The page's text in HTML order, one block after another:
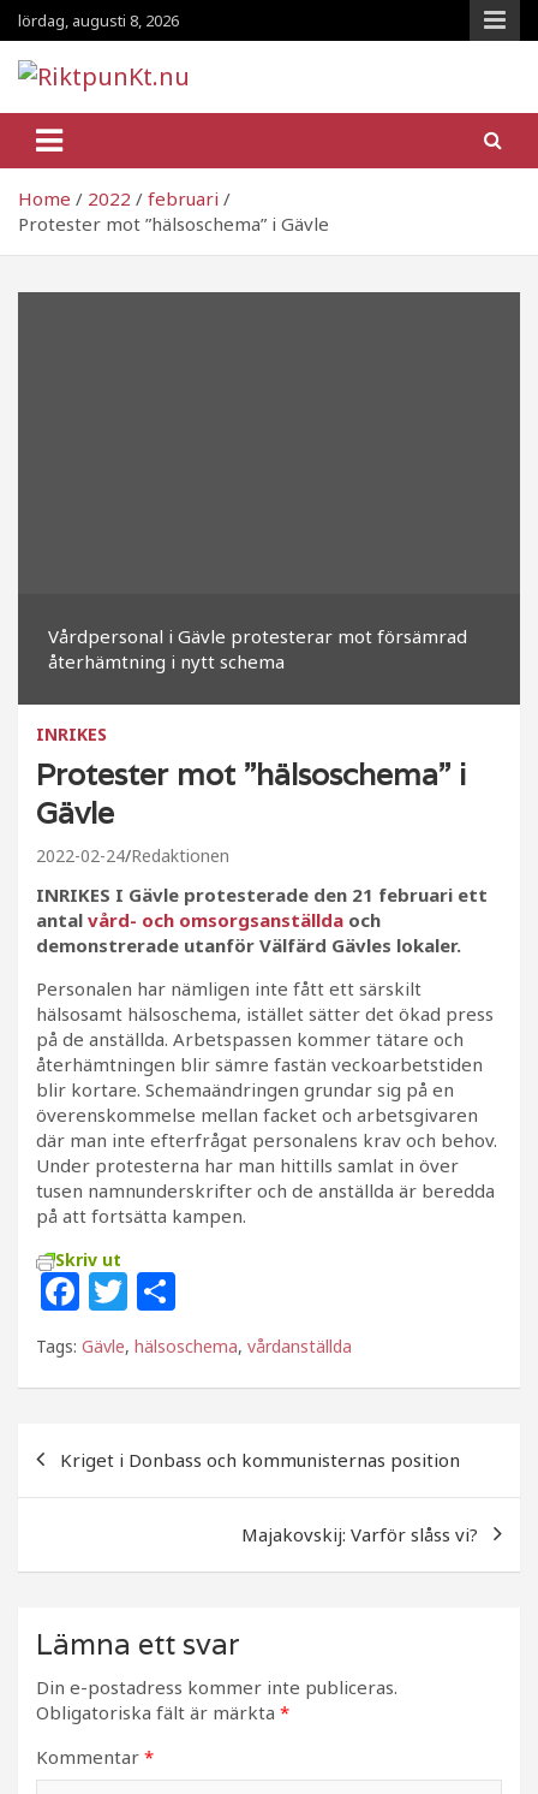
Skip
to
content
lördag, augusti 8, 2026
RiktpunKt.nu
Home 2022
februari
Protester mot ”hälsoschema” i Gävle
Vårdpersonal i Gävle protesterar mot försämrad
återhämtning i nytt schema
INRIKES
Protester mot ”hälsoschema” i
Gävle
2022-02-24 Redaktionen
INRIKES I Gävle protesterade den 21 februari ett
antal vård- och omsorgsanställda och
demonstrerade utanför Välfärd Gävles lokaler.
Personalen har nämligen inte fått ett särskilt
hälsosamt hälsoschema, istället sätter det ökad press
på de anställda. Arbetspassen kommer tätare och
återhämtningen blir sämre fastän veckoarbetstiden
blir kortare. Schemaändringen grundar sig på en
överenskommelse mellan facket och arbetsgivaren
där man inte efterfrågat personalens krav och behov.
Under protesterna har man hittills samlat in över
tusen namnunderskrifter och de anställda är beredda
på att fortsätta kampen.
Skriv ut
F
a
c
e
b
o
k
T
w
itt
e
r
el
a
Tags: Gävle, hälsoschema, vårdanställda
Kriget i Donbass och kommunisternas position
Majakovskij: Varför slåss vi?
Lämna ett svar
Din e-postadress kommer inte publiceras.
Obligatoriska fält är märkta *
Kommentar *